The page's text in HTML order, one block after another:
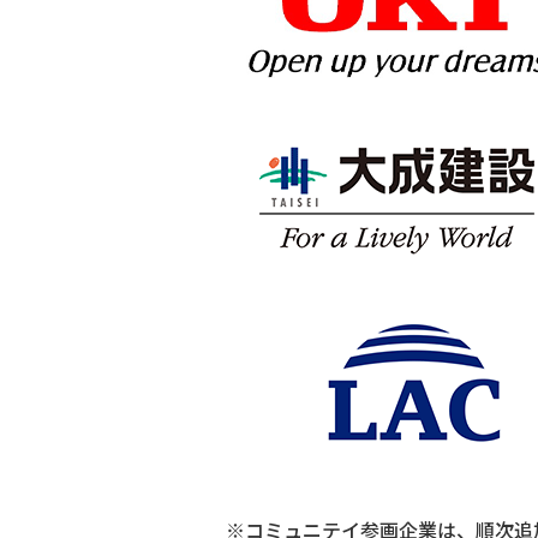
※コミュニテイ参画企業は、順次追